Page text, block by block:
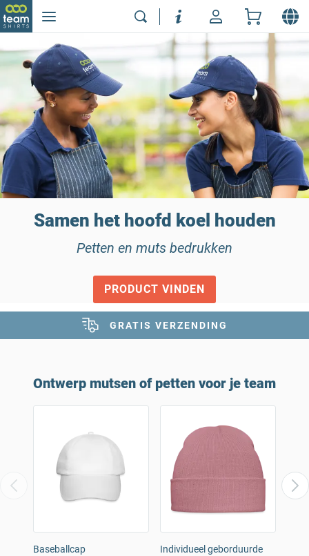
Samen het hoofd koel houden
Petten en muts bedrukken
PRODUCT VINDEN
GRATIS VERZENDING
Ontwerp mutsen of petten voor je team
Baseballcap
Individueel geborduurde